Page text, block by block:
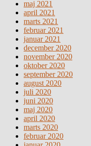
maj 2021
april 2021
marts 2021
februar 2021
januar 2021
december 2020
november 2020
oktober 2020
september 2020
august 2020
juli 2020
juni 2020
maj 2020
april 2020
marts 2020
februar 2020